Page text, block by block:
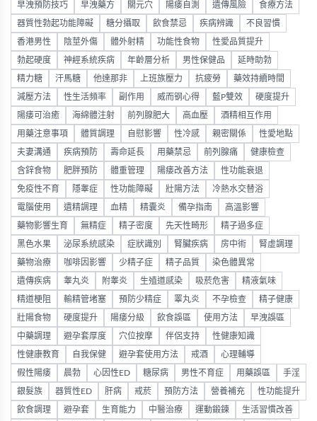
早洩預防技巧 早洩藥方 關元穴 陽痿自測 遺傳風險 食療方法
器質性勃起功能障礙 糖分攝取 飲食禁忌 疾病辨識 不良習慣
香港男性 陰莖外傷 體外射精 功能性食物 性愛品質提升
勃起硬度 神經系統疾病 年齡層分析 男性保健品 延時助勃
精力糖 汗馬糖 他達那非 上班族壓力 抗疲勞 藥效持續時間
減壓方法 性生活頻率 副作用 威而钢心得 藍P雙效 硬度提升
陽痿可治癒 海綿體注射 前列腺肥大 高血壓 酒精相互作用
用藥注意事項 體質調理 自慰影響 性冷感 親密關係 性愛地點
夫妻溝通 疾病預防 壽命延長 用藥禁忌 前列腺痛 健康檢查
含鋅食物 肥胖預防 體重管理 陽痿改善方法 性功能衰退
免疫性不育 隱睾症 性功能障礙 壯陽方法 冷熱水交替浴
電腦使用 遺精調理 血精 精囊炎 備孕指南 高溫影響
藥物影響生育 無精症 精子密度 先天性畸形 精子過多症
黑色水果 泌尿系統感染 症狀識別 腎臟疾病 房中術 腎虛調理
藥物治療 咖啡因影響 少精子症 精子品質 染色體異常
遺傳疾病 睾丸炎 附睾炎 生殖道感染 吸菸危害 精液氣味
精道梗阻 輸精管堵塞 預防少精症 睪丸炎 不孕檢查 精子健康
壯陽食物 硬度提升 陽痿分級 飲食誤區 使用方法 早洩誤區
中藥調理 避孕套厚度 穴位按摩 伴侶支持 性健康知識
性健康教育 自我保健 避孕套使用方法 戒酒 心理輔導
假性陽痿 晨勃 心因性ED 糖尿病 男性不育症 用藥誤區 手淫
銀髮族 器質性ED 肝病 戒菸 預防方法 營養補充 性功能提升
飲食調理 避孕套 生育能力 中醫治療 運動鍛鍊 生活習慣改善